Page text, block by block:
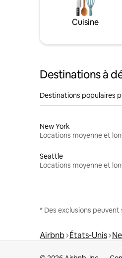
Cuisine
Destinations à
Destinations populaires
New York
Seattle
* Des exclusions
Airbnb États-Unis